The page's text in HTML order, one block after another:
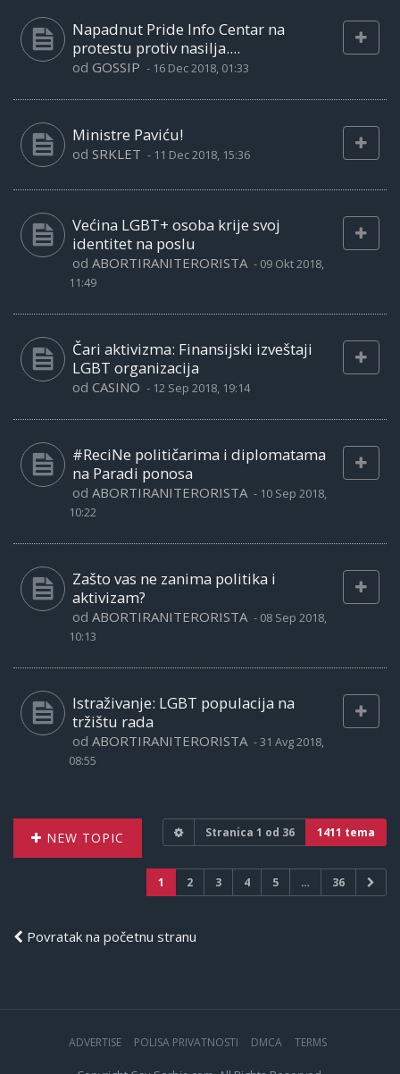
Napadnut Pride Info Centar na
protestu protiv nasilja....
od GOSSIP - 16 Dec 2018, 01:33
Ministre Paviću!
od SRKLET - 11 Dec 2018, 15:36
Većina LGBT+ osoba krije svoj
identitet na poslu
od ABORTIRANITERORISTA - 09 Okt 2018,
11:49
Čari aktivizma: Finansijski izveštaji
LGBT organizacija
od CASINO - 12 Sep 2018, 19:14
#ReciNe političarima i diplomatama
na Paradi ponosa
od ABORTIRANITERORISTA - 10 Sep 2018,
10:22
Zašto vas ne zanima politika i
aktivizam?
od ABORTIRANITERORISTA - 08 Sep 2018,
10:13
Istraživanje: LGBT populacija na
tržištu rada
od ABORTIRANITERORISTA -31 Avg 2018,
08:55
NEW TOPIC Stranica 1 od 36 1411 tema
1 2 3 4 5 … 36
Povratak na početnu stranu
ADVERTISE POLISA PRIVATNOSTI DMCA TERMS